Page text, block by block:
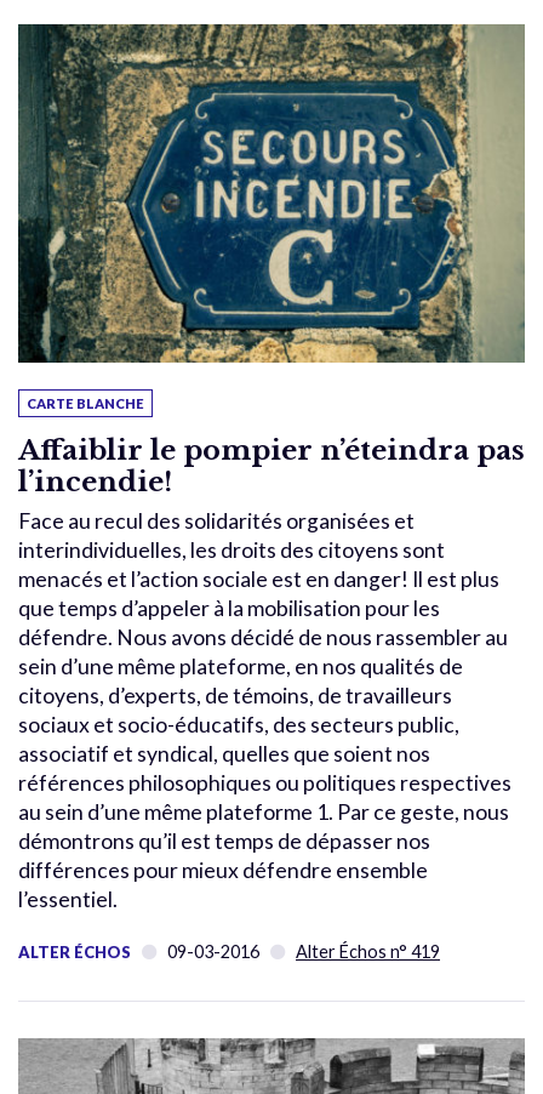
CARTE BLANCHE
Affaiblir le pompier n’éteindra pas
l’incendie!
Face au recul des solidarités organisées et
interindividuelles, les droits des citoyens sont
menacés et l’action sociale est en danger! Il est plus
que temps d’appeler à la mobilisation pour les
défendre. Nous avons décidé de nous rassembler au
sein d’une même plateforme, en nos qualités de
citoyens, d’experts, de témoins, de travailleurs
sociaux et socio-éducatifs, des secteurs public,
associatif et syndical, quelles que soient nos
références philosophiques ou politiques respectives
au sein d’une même plateforme 1. Par ce geste, nous
démontrons qu’il est temps de dépasser nos
différences pour mieux défendre ensemble
l’essentiel.
ALTER ÉCHOS 09-03-2016 Alter Échos n° 419